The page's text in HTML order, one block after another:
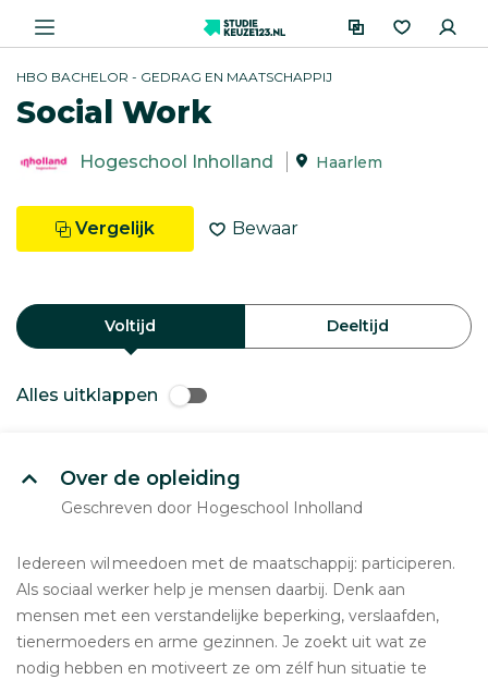
HBO BACHELOR - GEDRAG EN MAATSCHAPPIJ
Social Work
Hogeschool Inholland Haarlem
Vergelijk Bewaar
Voltijd Deeltijd
Alles uitklappen
Over de opleiding
Geschreven door Hogeschool Inholland
Iedereen wil meedoen met de maatschappij: participeren.
Als sociaal werker help je mensen daarbij. Denk aan
mensen met een verstandelijke beperking, verslaafden,
tienermoeders en arme gezinnen. Je zoekt uit wat ze
nodig hebben en motiveert ze om zélf hun situatie te